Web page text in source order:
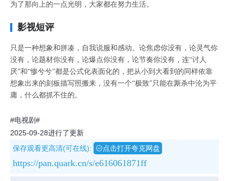
为了那向上的一点光明，大家都在努力生活。
影视短评
只是一种想象和拼凑，自我说服和感动。论焦虑你没有，论灵气你
没有，论题材你没有，论爆点你没有，论节奏你没有，连“讨人
厌”和“惨兮兮”都是公式化表面化的，把从小到大看到的同样依靠
想象出来的刻板描写照搬来，没有一个“极致”只能在厮杀中沦为平
庸，什么都抓不住的。
#电视剧#
2025-09-28进行了更新
保存观看更高清(可在线):
点击打开夸克网盘
https://pan.quark.cn/s/e616061871ff